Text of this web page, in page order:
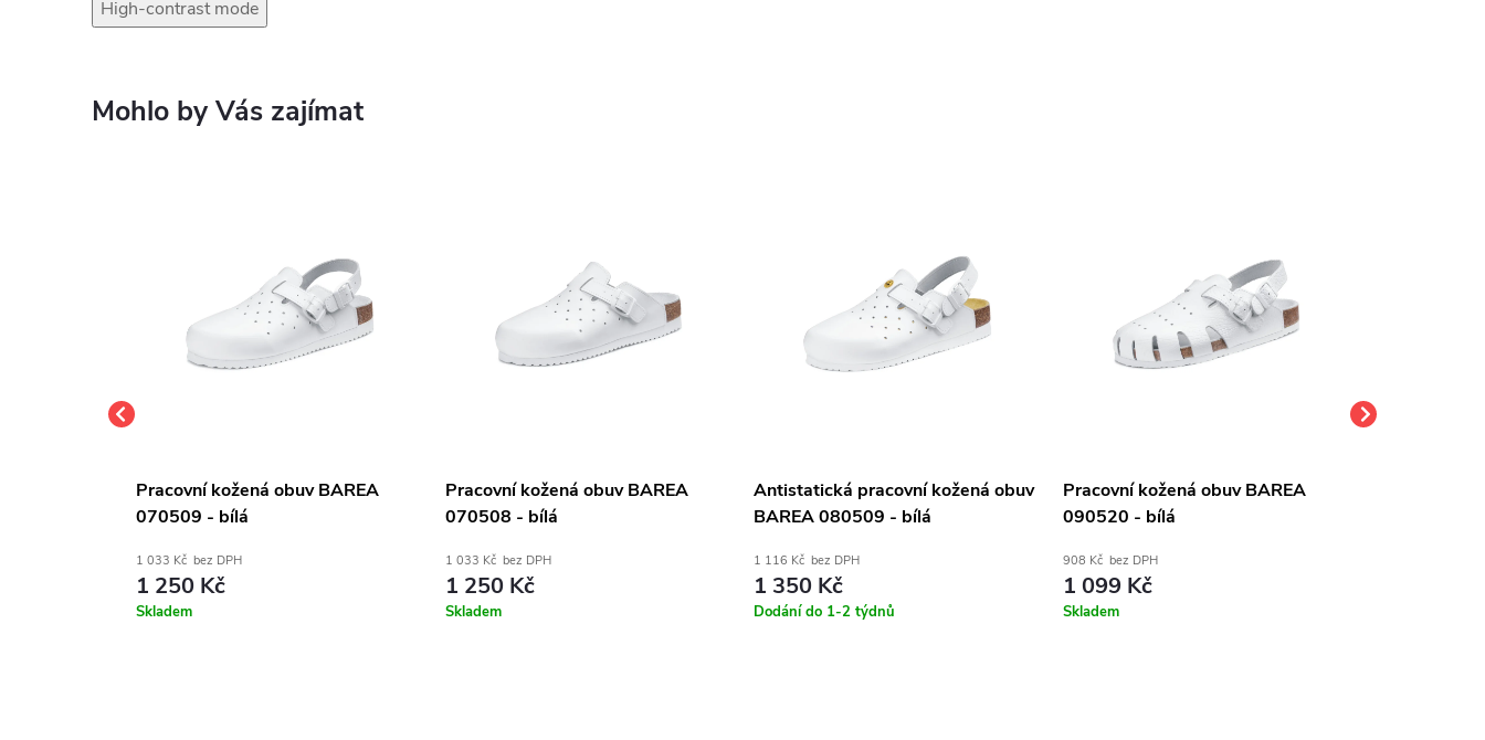
High-contrast mode
Mohlo by Vás zajímat
Pracovní kožená obuv BAREA
070509 - bílá
1 033 Kč bez DPH
1 250 Kč
Skladem
Pracovní kožená obuv BAREA
070508 - bílá
1 033 Kč bez DPH
1 250 Kč
Skladem
Antistatická pracovní kožená obuv
BAREA 080509 - bílá
1 116 Kč bez DPH
1 350 Kč
Dodání do 1-2 týdnů
Pracovní kožená obuv BAREA
090520 - bílá
908 Kč bez DPH
1 099 Kč
Skladem